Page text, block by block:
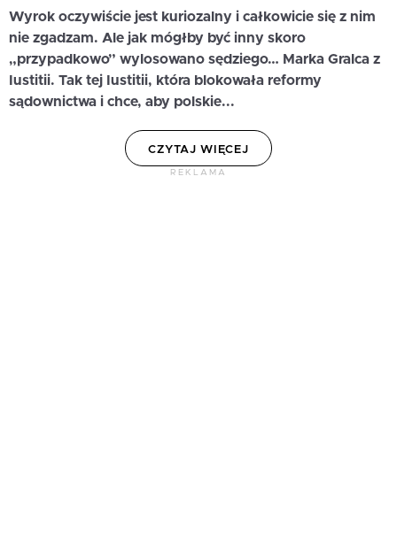
Wyrok oczywiście jest kuriozalny i całkowicie się z nim
nie zgadzam. Ale jak mógłby być inny skoro
„przypadkowo” wylosowano sędziego… Marka Gralca z
Iustitii. Tak tej Iustitii, która blokowała reformy
sądownictwa i chce, aby polskie...
CZYTAJ WIĘCEJ
REKLAMA